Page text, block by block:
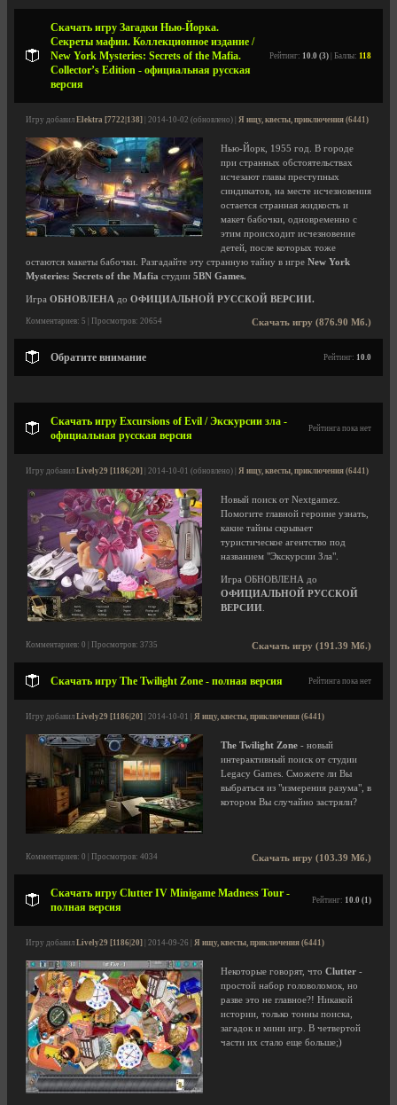
Скачать игру Загадки Нью-Йорка.
Секреты мафии. Коллекционное издание /
New York Mysteries: Secrets of the Mafia.
Collector’s Edition - официальная русская
версия
Рейтинг: 10.0 (3) | Баллы: 118
Игру добавил Elektra [7722|138] | 2014-10-02 (обновлено) | Я ищу, квесты, приключения (6441)
Нью-Йорк, 1955 год. В городе
при странных обстоятельствах
исчезают главы преступных
синдикатов, на месте исчезновения
остается странная жидкость и
макет бабочки, одновременно с
этим происходит исчезновение
детей, после которых тоже
остаются макеты бабочки. Разгадайте эту странную тайну в игре New York
Mysteries: Secrets of the Mafia студии 5BN Games.
Игра ОБНОВЛЕНА до ОФИЦИАЛЬНОЙ РУССКОЙ ВЕРСИИ.
Скачать игру (876.90 Мб.)
Комментариев: 5 | Просмотров: 20654
Обратите внимание Рейтинг: 10.0
Скачать игру Excursions of Evil / Экскурсии зла -
официальная русская версия
Рейтинга пока нет
Игру добавил Lively29 [1186|20] | 2014-10-01 (обновлено) | Я ищу, квесты, приключения (6441)
Новый поиск от Nextgamez.
Помогите главной героине узнать,
какие тайны скрывает
туристическое агентство под
названием "Экскурсии Зла".
Игра ОБНОВЛЕНА до
ОФИЦИАЛЬНОЙ РУССКОЙ
ВЕРСИИ
Скачать игру (191.39 Мб.)
Комментариев: 0 | Просмотров: 3735
Скачать игру The Twilight Zone - полная версия Рейтинга пока нет
Игру добавил Lively29 [1186|20] | 2014-10-01 | Я ищу, квесты, приключения (6441)
The Twilight Zone - новый
интерактивный поиск от студии
Legacy Games. Сможете ли Вы
выбраться из "измерения разума", в
котором Вы случайно застряли?
Скачать игру (103.39 Мб.)
Комментариев: 0 | Просмотров: 4034
Скачать игру Clutter IV Minigame Madness Tour -
полная версия
Рейтинг: 10.0 (1)
Игру добавил Lively29 [1186|20] | 2014-09-26 | Я ищу, квесты, приключения (6441)
Некоторые говорят, что Clutter -
простой набор головоломок, но
разве это не главное?! Никакой
истории, только тонны поиска,
загадок и мини игр. В четвертой
части их стало еще больше;)